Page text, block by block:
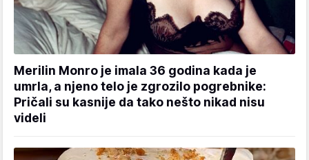
Merilin Monro je imala 36 godina kada je
umrla, a njeno telo je zgrozilo pogrebnike:
Pričali su kasnije da tako nešto nikad nisu
videli